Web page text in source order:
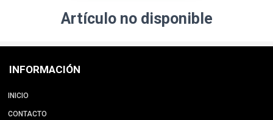
Artículo no disponible
INFORMACIÓN
INICIO
CONTACTO